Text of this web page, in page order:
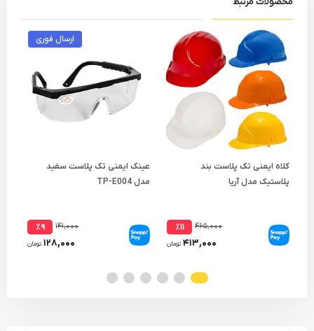
کلاه ایمنی تک پلاست بند
پلاستیک مدل آریا
۴۶۵,۰۰۰ ٪۱۱
۴۱۳,۰۰۰ تومان
ارسال فوری
عینک ایمنی تک پلاست سفید
مدل TP-E004
۱۴۱,۰۰۰ ٪۹
۱۲۸,۰۰۰ تومان